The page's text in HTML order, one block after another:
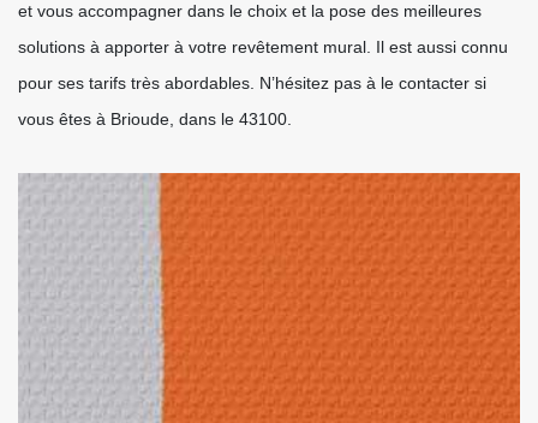
et vous accompagner dans le choix et la pose des meilleures
solutions à apporter à votre revêtement mural. Il est aussi connu
pour ses tarifs très abordables. N’hésitez pas à le contacter si
vous êtes à Brioude, dans le 43100.